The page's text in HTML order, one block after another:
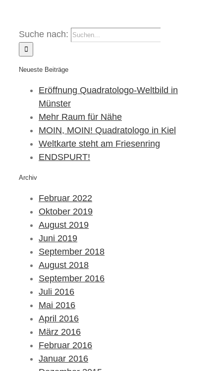
Suche nach:
Neueste Beiträge
Eröffnung Quadratologo-Weltbild in
Münster
Mehr Raum für Nähe
MOIN, MOIN! Quadratologo in Kiel
Weltkarte steht am Friesenring
ENDSPURT!
Archiv
Februar 2022
Oktober 2019
August 2019
Juni 2019
September 2018
August 2018
September 2016
Juli 2016
Mai 2016
April 2016
März 2016
Februar 2016
Januar 2016